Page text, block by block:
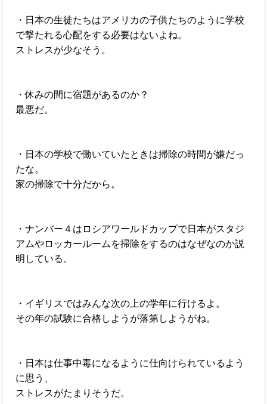
・日本の生徒たちはアメリカの子供たちのように学校
で撃たれる心配をする必要はないよね。
ストレスが少なそう。
・休みの間に宿題があるのか？
最悪だ。
・日本の学校で働いていたときは掃除の時間が嫌だっ
たな。
家の掃除で十分だから。
・ナンバー４はロシアワールドカップで日本がスタジ
アムやロッカールームを掃除をするのはなぜなのか説
明している。
・イギリスではみんな次の上の学年に行けるよ。
その年の試験に合格しようが落第しようがね。
・日本は仕事中毒になるように仕向けられているよう
に思う、
ストレスがたまりそうだ。